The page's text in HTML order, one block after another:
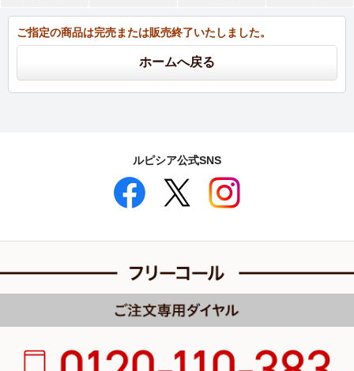
ご指定の商品は完売または販売終了いたしました。
ルピシア公式SNS